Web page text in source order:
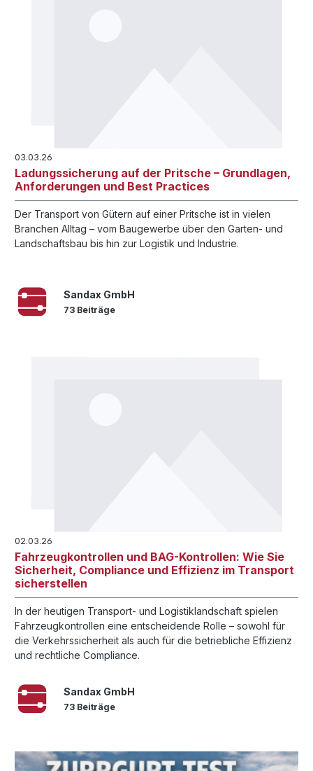
03.03.26
Ladungssicherung auf der Pritsche – Grundlagen,
Anforderungen und Best Practices
Der Transport von Gütern auf einer Pritsche ist in vielen
Branchen Alltag – vom Baugewerbe über den Garten- und
Landschaftsbau bis hin zur Logistik und Industrie.
Sandax GmbH
73 Beiträge
02.03.26
Fahrzeugkontrollen und BAG-Kontrollen: Wie Sie
Sicherheit, Compliance und Effizienz im Transport
sicherstellen
In der heutigen Transport- und Logistiklandschaft spielen
Fahrzeugkontrollen eine entscheidende Rolle – sowohl für
die Verkehrssicherheit als auch für die betriebliche Effizienz
und rechtliche Compliance.
Sandax GmbH
73 Beiträge